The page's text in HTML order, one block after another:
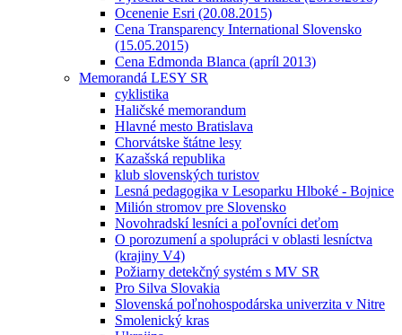
Ocenenie Esri (20.08.2015)
Cena Transparency International Slovensko
(15.05.2015)
Cena Edmonda Blanca (apríl 2013)
Memorandá LESY SR
cyklistika
Haličské memorandum
Hlavné mesto Bratislava
Chorvátske štátne lesy
Kazašská republika
klub slovenských turistov
Lesná pedagogika v Lesoparku Hlboké - Bojnice
Milión stromov pre Slovensko
Novohradskí lesníci a poľovníci deťom
O porozumení a spolupráci v oblasti lesníctva
(krajiny V4)
Požiarny detekčný systém s MV SR
Pro Silva Slovakia
Slovenská poľnohospodárska univerzita v Nitre
Smolenický kras